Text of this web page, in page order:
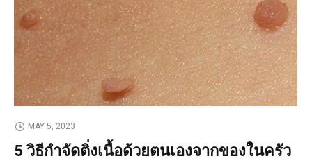
MAY 5, 2023
5 วิธีกำจัดติ่งเนื้อด้วยตนเองจากของในครัว